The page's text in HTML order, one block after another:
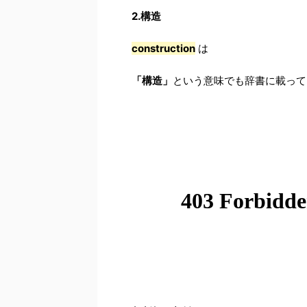
2.構造
construction は
「構造」 という意味でも辞書に載っ